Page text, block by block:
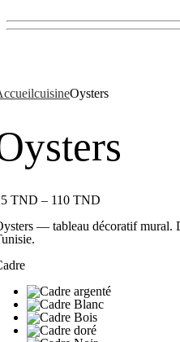
cuisineOysters
TND – 110 TND
— tableau décoratif mural.